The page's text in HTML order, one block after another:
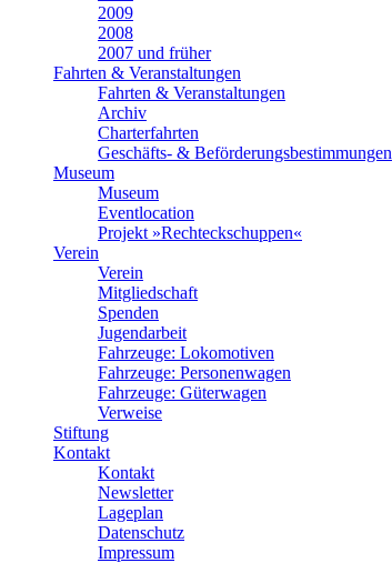
2009
2008
2007 und früher
Fahrten & Veranstaltungen
Fahrten & Veranstaltungen
Archiv
Charterfahrten
Geschäfts- & Beförderungsbestimmungen
Museum
Museum
Eventlocation
Projekt »Rechteckschuppen«
Verein
Verein
Mitgliedschaft
Spenden
Jugendarbeit
Fahrzeuge: Lokomotiven
Fahrzeuge: Personenwagen
Fahrzeuge: Güterwagen
Verweise
Stiftung
Kontakt
Kontakt
Newsletter
Lageplan
Datenschutz
Impressum